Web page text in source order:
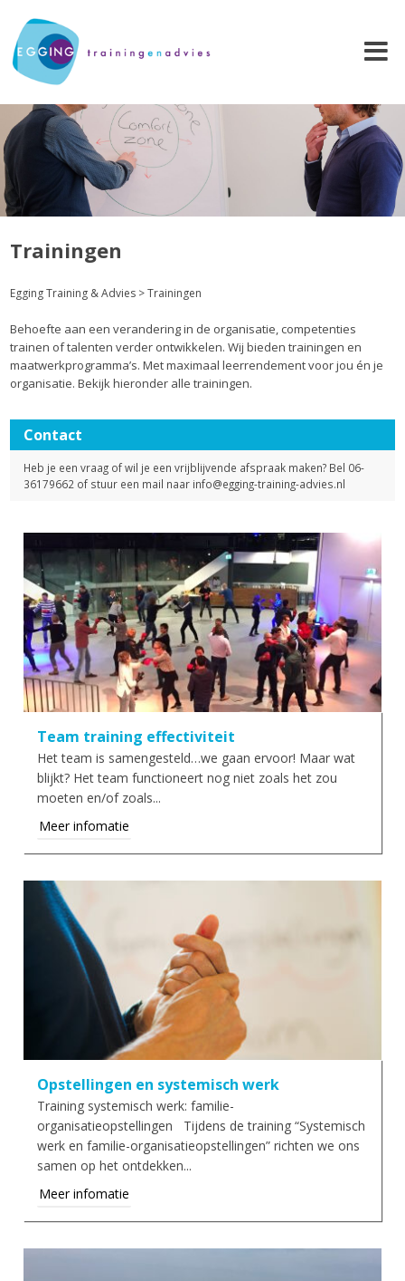
Trainingen
Egging Training & Advies >Trainingen
Behoefte aan een verandering in de organisatie, competenties
trainen of talenten verder ontwikkelen. Wij bieden trainingen en
maatwerkprogramma’s. Met maximaal leerrendement voor jou én je
organisatie. Bekijk hieronder alle trainingen.
Contact
Heb je een vraag of wil je een vrijblijvende afspraak maken? Bel 06-
36179662 of stuur een mail naar info@egging-training-advies.nl
Team training effectiviteit
Het team is samengesteld…we gaan ervoor! Maar wat
blijkt? Het team functioneert nog niet zoals het zou
moeten en/of zoals...
Meer infomatie
Opstellingen en systemisch werk
Training systemisch werk: familie-
organisatieopstellingen Tijdens de training “Systemisch
werk en familie-organisatieopstellingen” richten we ons
samen op het ontdekken...
Meer infomatie